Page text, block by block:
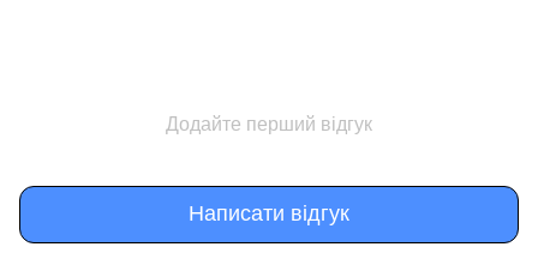
Додайте перший відгук
Написати відгук